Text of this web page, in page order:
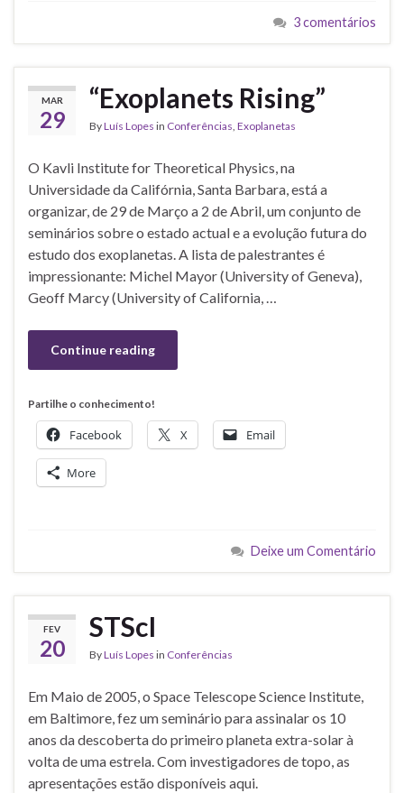
3 comentários
MAR
29
“Exoplanets Rising”
ByLuís Lopes in Conferências, Exoplanetas
O Kavli Institute for Theoretical Physics, na
Universidade da Califórnia, Santa Barbara, está a
organizar, de 29 de Março a 2 de Abril, um conjunto de
seminários sobre o estado actual e a evolução futura do
estudo dos exoplanetas. A lista de palestrantes é
impressionante: Michel Mayor (University of Geneva),
Geoff Marcy (University of California, …
Continue reading
Partilhe o conhecimento!
Facebook X Email
More
Deixe um Comentário
FEV
20
STScI
ByLuís Lopes in Conferências
Em Maio de 2005, o Space Telescope Science Institute,
em Baltimore, fez um seminário para assinalar os 10
anos da descoberta do primeiro planeta extra-solar à
volta de uma estrela. Com investigadores de topo, as
apresentações estão disponíveis aqui.